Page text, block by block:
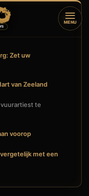
MENU
▼
Zet uw
van Zeeland
te
voorop
met een